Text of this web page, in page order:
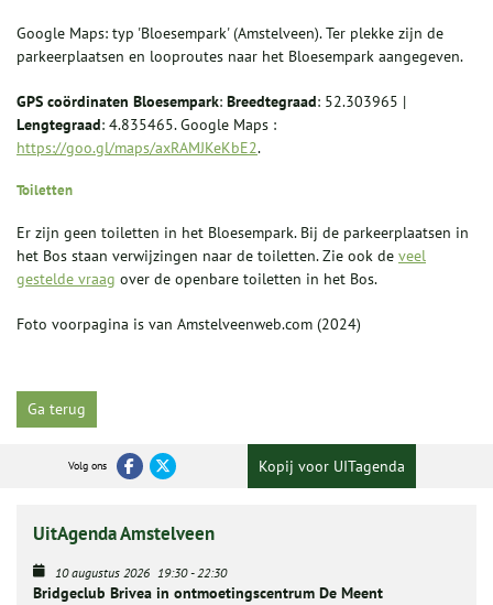
Google Maps: typ 'Bloesempark' (Amstelveen). Ter plekke zijn de
parkeerplaatsen en looproutes naar het Bloesempark aangegeven.
GPS coördinaten Bloesempark: Breedtegraad: 52.303965 |
Lengtegraad: 4.835465. Google Maps :
https://goo.gl/maps/axRAMJKeKbE2.
Toiletten
Er zijn geen toiletten in het Bloesempark. Bij de parkeerplaatsen in
het Bos staan verwijzingen naar de toiletten. Zie ook de veel
gestelde vraag over de openbare toiletten in het Bos.
Foto voorpagina is van Amstelveenweb.com (2024)
Ga terug
Volg ons Kopij voor UITagenda
UitAgenda Amstelveen
10 augustus 2026 19:30-22:30
Bridgeclub Brivea in ontmoetingscentrum De Meent